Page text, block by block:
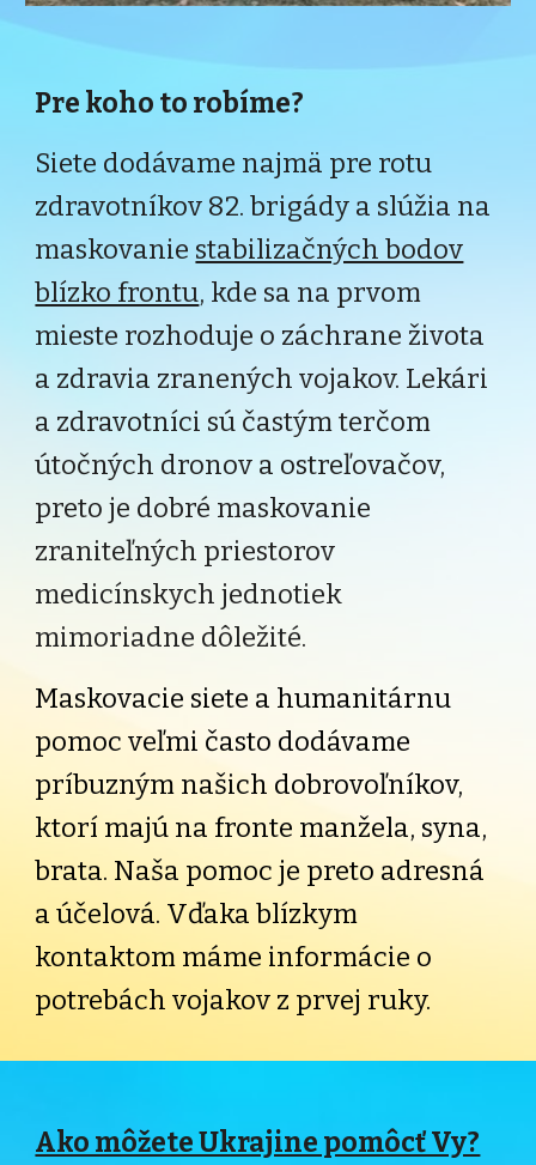
Pre koho to robíme?
Siete dodávame najmä pre rotu
zdravotníkov 82. brigády a slúžia na
maskovanie stabilizačných bodov
blízko frontu, kde sa na prvom
mieste rozhoduje o záchrane života
a zdravia zranených vojakov. Lekári
a zdravotníci sú častým terčom
útočných dronov a ostreľovačov,
preto je dobré maskovanie
zraniteľných priestorov
medicínskych jednotiek
mimoriadne dôležité.
Maskovacie siete a humanitárnu
pomoc veľmi často dodávame
príbuzným našich dobrovoľníkov,
ktorí majú na fronte manžela, syna,
brata. Naša pomoc je preto adresná
a účelová. Vďaka blízkym
kontaktom máme informácie o
potrebách vojakov z prvej ruky.
Ako môžete Ukrajine pomôcť Vy?